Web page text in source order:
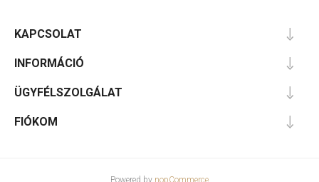
KAPCSOLAT
INFORMÁCIÓ
ÜGYFÉLSZOLGÁLAT
FIÓKOM
Powered by nopCommerce